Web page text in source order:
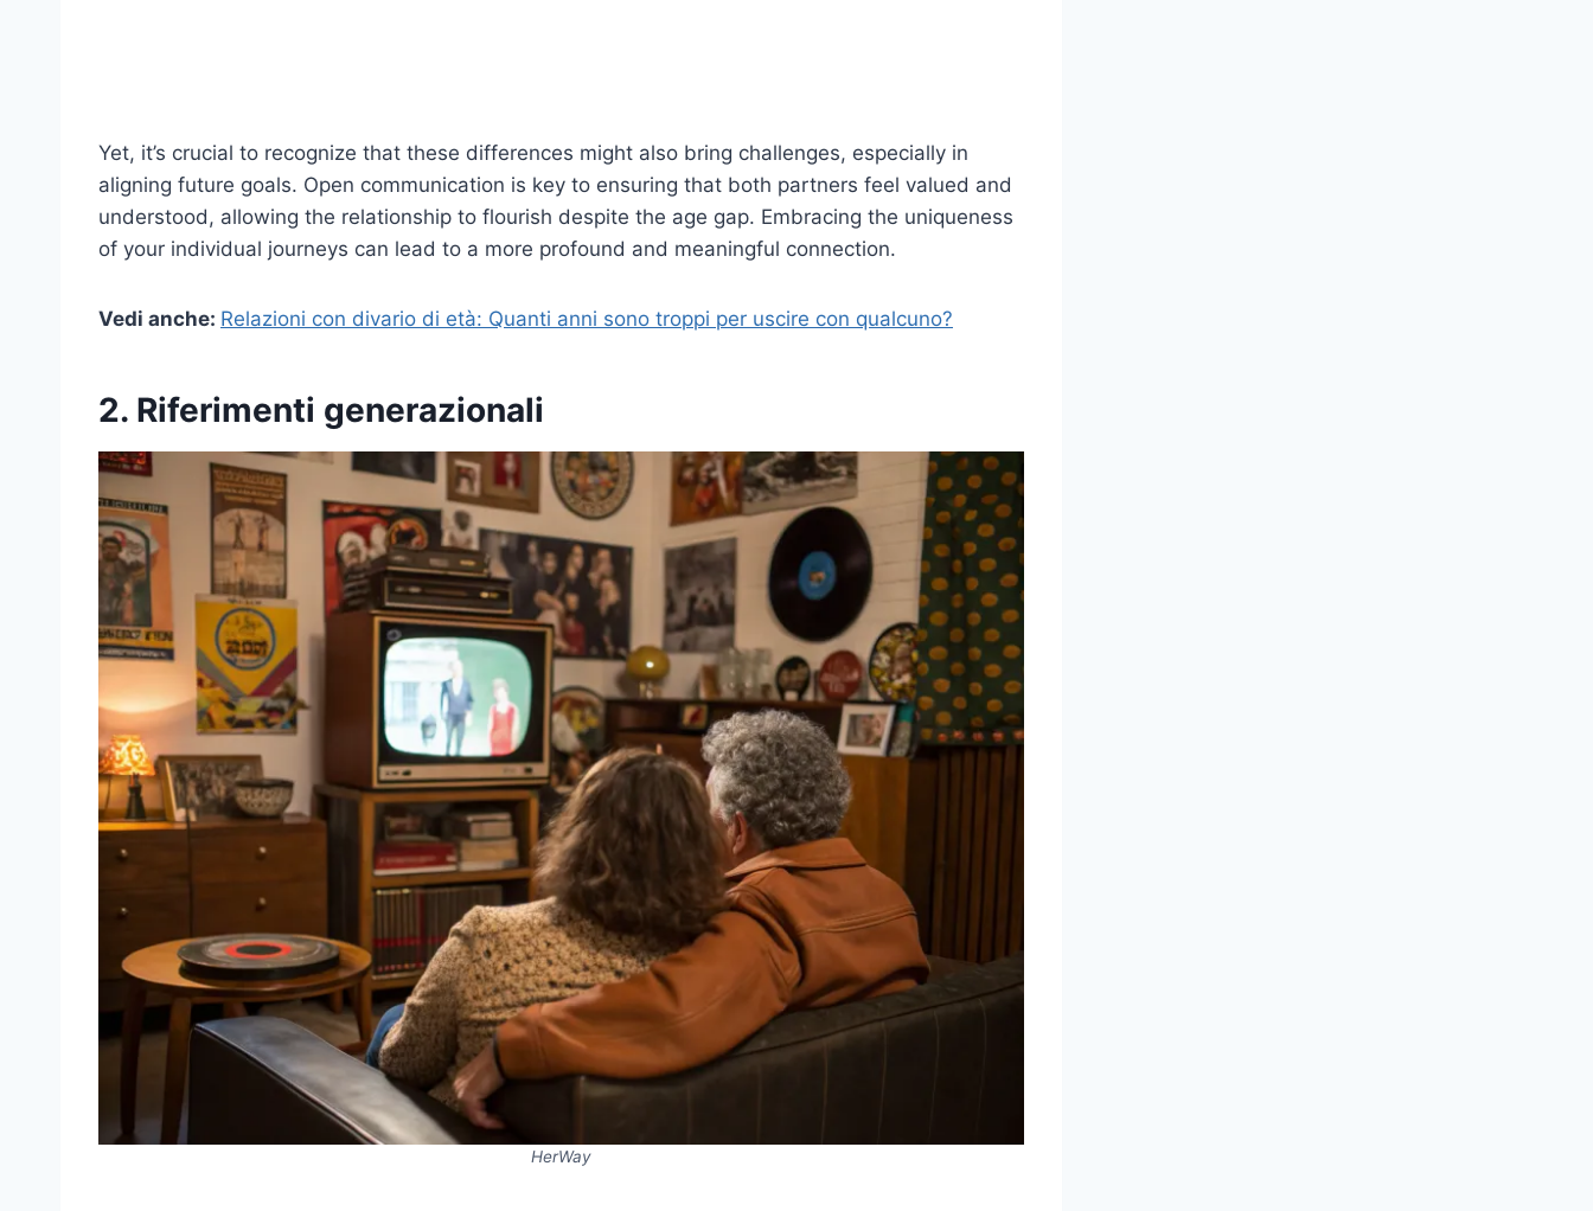
Yet, it’s crucial to recognize that these differences might also bring challenges, especially in
aligning future goals. Open communication is key to ensuring that both partners feel valued and
understood, allowing the relationship to flourish despite the age gap. Embracing the uniqueness
of your individual journeys can lead to a more profound and meaningful connection.
Vedi anche: Relazioni con divario di età: Quanti anni sono troppi per uscire con qualcuno?
2. Riferimenti generazionali
HerWay